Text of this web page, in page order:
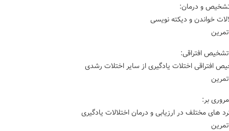
خواندن و دیکته نویسی
افتراقی اختلات یادگیری از سایر اختلات رشدی
های مختلف در ارزیابی و درمان اختلالات یادگیری